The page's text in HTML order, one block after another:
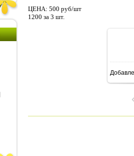
ЦЕНА: 500 руб/шт
1200 за 3 шт.